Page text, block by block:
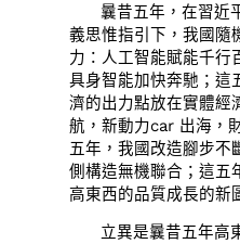
曩昔五年，在習近
義思惟指引下，我國隨
力：人工智能賦能千行
具身智能加快奔馳；這
濟的出力點放在實體經
航，新動力car 出海，
五年，我國改造腳步不
側構造無機聯合；這五
高東西的品質成長的新
立異是曩昔五年高